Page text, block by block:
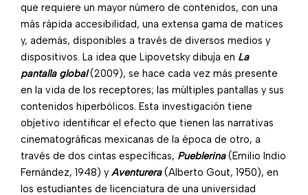
que requiere un mayor número de contenidos, con una
más rápida accesibilidad, una extensa gama de matices
y, además, disponibles a través de diversos medios y
dispositivos. La idea que Lipovetsky dibuja en La
pantalla global(2009), se hace cada vez más presente
en la vida de los receptores; las múltiples pantallas y sus
contenidoshiperbólicos. Esta investigación tiene
objetivo identificar el efecto que tienen las narrativas
cinematográficas mexicanas de la época de otro, a
través de dos cintas específicas, Pueblerina(Emilio Indio
Fernández, 1948) yAventurera(AlbertoGout, 1950), en
los estudiantes de licenciatura de una universidad